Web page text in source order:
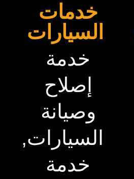
خدمات
السيارات
خدمة
إصلاح
وصيانة
السيارات,
خدمة